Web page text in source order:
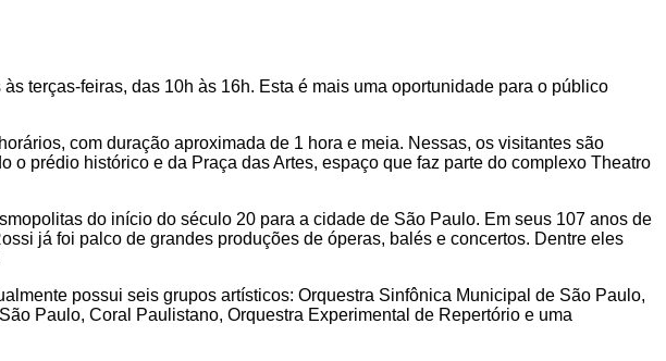
terças-feiras, das 10h às 16h. Esta é mais uma oportunidade para o público
com duração aproximada de 1 hora e meia. Nessas, os visitantes são
o prédio histórico e da Praça das Artes, espaço que faz parte do complexo Theatro
do início do século 20 para a cidade de São Paulo. Em seus 107 anos de
já foi palco de grandes produções de óperas, balés e concertos. Dentre eles
possui seis grupos artísticos: Orquestra Sinfônica Municipal de São Paulo,
Paulo, Coral Paulistano, Orquestra Experimental de Repertório e uma